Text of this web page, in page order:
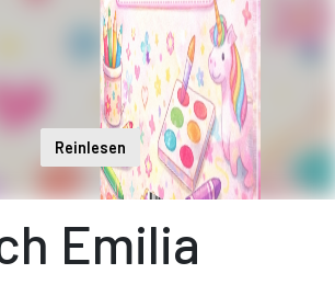
Reinlesen
Emilia